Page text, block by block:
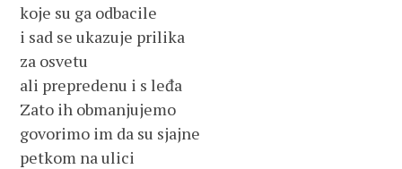
koje su ga odbacile
i sad se ukazuje prilika
za osvetu
ali prepredenu i s leđa
Zato ih obmanjujemo
govorimo im da su sjajne
petkom na ulici